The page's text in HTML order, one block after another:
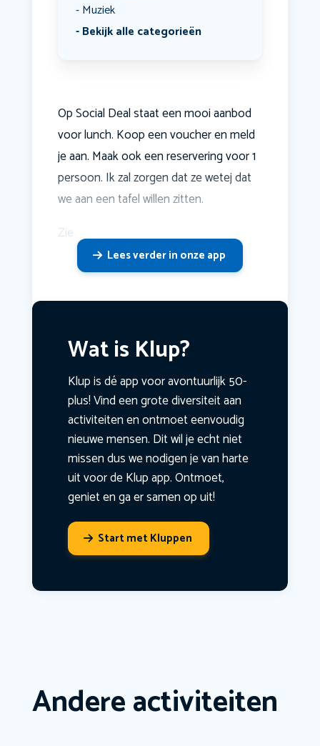
Muziek
Bekijk alle categorieën
Op Social Deal staat een mooi aanbod
voor lunch. Koop een voucher en meld
je aan. Maak ook een reservering voor 1
persoon. Ik zal zorgen dat ze wetej dat
we aan een tafel willen zitten.
Zie
Lees verder in onze app
Wat is Klup?
Klup is dé app voor avontuurlijk 50-
plus! Vind een grote diversiteit aan
activiteiten en ontmoet eenvoudig
nieuwe mensen. Dit wil je echt niet
missen dus we nodigen je van harte
uit voor de Klup app. Ontmoet,
geniet en ga er samen op uit!
Start met Kluppen
Andere activiteiten